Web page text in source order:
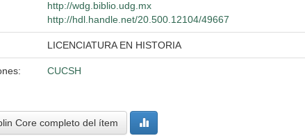
http://wdg.biblio.udg.mx
http://hdl.handle.net/20.500.12104/49667
LICENCIATURA EN HISTORIA
CUCSH
Core completo del ítem